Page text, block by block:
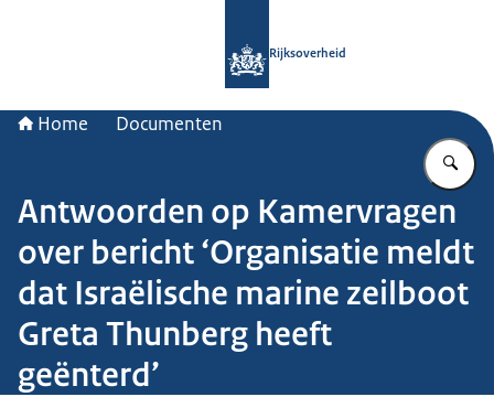
Rijksoverheid
Home Documenten
Antwoorden op Kamervragen
over bericht ‘Organisatie meldt
dat Israëlische marine zeilboot
Greta Thunberg heeft
geënterd’